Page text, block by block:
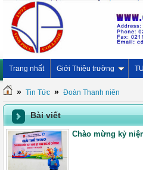
Trang nhất Giới Thiệu trường
» Tin Tức » Đoàn Thanh niên
Bài viết
Chào mừng kỷ